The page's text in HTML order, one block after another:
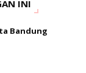
INI
Bandung